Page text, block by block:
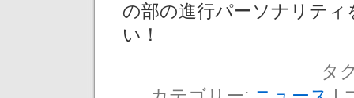
の部の進行パーソナリテ
い！
タ